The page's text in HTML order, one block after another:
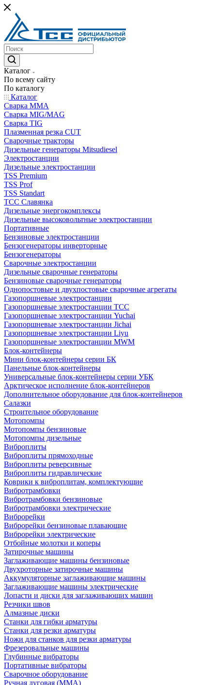
Каталог
По всему сайту
По каталогу
Каталог
Сварка MMA
Сварка MIG/MAG
Сварка TIG
Плазменная резка CUT
Сварочные тракторы
Дизельные генераторы Mitsudiesel
Электростанции
Дизельные электростанции
TSS Premium
TSS Prof
TSS Standart
ТСС Славянка
Дизельные энергокомплексы
Дизельные высоковольтные электростанции
Портативные
Бензиновые электростанции
Бензогенераторы инверторные
Бензогенераторы
Сварочные электростанции
Дизельные сварочные генераторы
Бензиновые сварочные генераторы
Однопостовые и двухпостовые сварочные агрегаты
Газопоршневые электростанции
Газопоршневые электростанции ТСС
Газопоршневые электростанции Yuchai
Газопоршневые электростанции Jichai
Газопоршневые электростанции Liyu
Газопоршневые электростанции MWM
Блок-контейнеры
Мини блок-контейнеры серии БК
Панельные блок-контейнеры
Универсальные блок-контейнеры серии УБК
Арктическое исполнение блок-контейнеров
Дополнительное оборудование для блок-контейнеров
Салазки
Строительное оборудование
Мотопомпы
Мотопомпы бензиновые
Мотопомпы дизельные
Виброплиты
Виброплиты прямоходные
Виброплиты реверсивные
Виброплиты гидравлические
Коврики к виброплитам, комплектующие
Вибротрамбовки
Вибротрамбовки бензиновые
Вибротрамбовки электрические
Виброрейки
Виброрейки бензиновые плавающие
Виброрейки электрические
Отбойные молотки и коперы
Затирочные машины
Заглаживающие машины бензиновые
Двухроторные затирочные машины
Аккумуляторные заглаживающие машины
Заглаживающие машины электрические
Лопасти и диски для заглаживающих машин
Резчики швов
Алмазные диски
Станки для гибки арматуры
Станки для резки арматуры
Ножи для станков для резки арматуры
Фрезеровальные машины
Глубинные вибраторы
Портативные вибраторы
Сварочное оборудование
Ручная дуговая (MMA)